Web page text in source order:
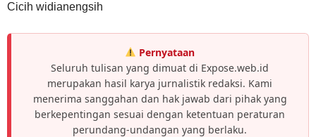
Cicih widianengsih
Pernyataan
Seluruh tulisan yang dimuat di Expose.web.id
merupakan hasil karya jurnalistik redaksi. Kami
menerima sanggahan dan hak jawab dari pihak yang
berkepentingan sesuai dengan ketentuan peraturan
perundang-undangan yang berlaku.